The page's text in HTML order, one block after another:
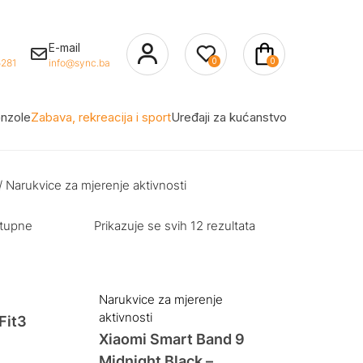
E-mail
info@sync.ba 0 0
Zabava, rekreacija i sportUređaji za kućanstvo
/ Narukvice za mjerenje aktivnosti
Prikazuje se svih 12 rezultata
Narukvice za mjerenje
aktivnosti
Xiaomi Smart Band 9